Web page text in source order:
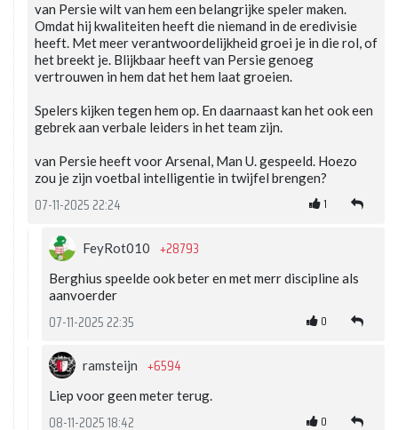
van Persie wilt van hem een belangrijke speler maken.
Omdat hij kwaliteiten heeft die niemand in de eredivisie
heeft. Met meer verantwoordelijkheid groei je in die rol, of
het breekt je. Blijkbaar heeft van Persie genoeg
vertrouwen in hem dat het hem laat groeien.
Spelers kijken tegen hem op. En daarnaast kan het ook een
gebrek aan verbale leiders in het team zijn.
van Persie heeft voor Arsenal, Man U. gespeeld. Hoezo
zou je zijn voetbal intelligentie in twijfel brengen?
07-11-2025 22:24 1
FeyRot010 +28793
Berghius speelde ook beter en met merr discipline als
aanvoerder
07-11-2025 22:35 0
ramsteijn +6594
Liep voor geen meter terug.
08-11-2025 18:42 0